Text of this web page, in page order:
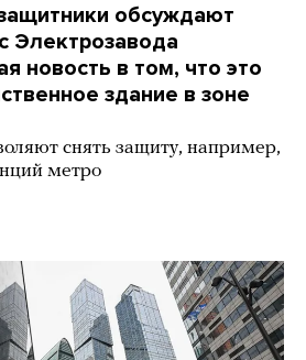
обсуждают
Электрозавода
новость в том, что это
здание в зоне
снять защиту, например,
метро